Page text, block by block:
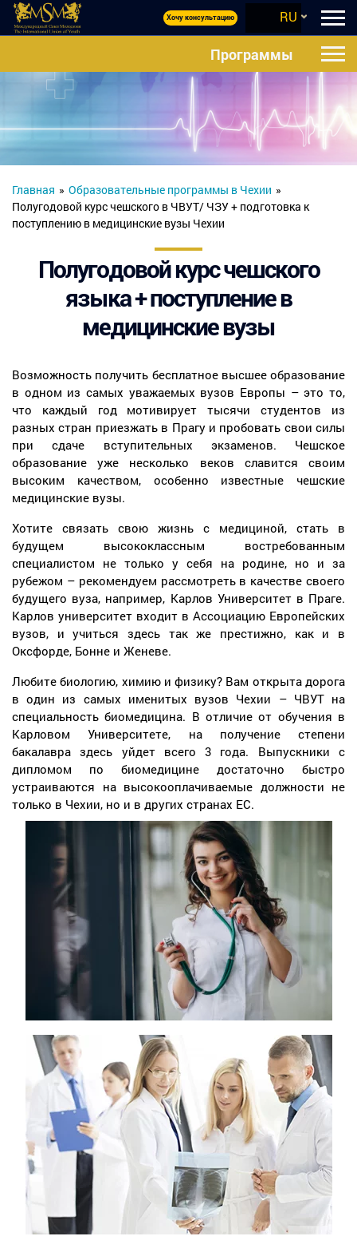
Хочу консультацию RU
Программы
Главная » Образовательные программы в Чехии »
Полугодовой курс чешского в ЧВУТ/ ЧЗУ + подготовка к
поступлению в медицинские вузы Чехии
Полугодовой курс чешского
языка + поступление в
медицинские вузы
Возможность получить бесплатное высшее образование
в одном из самых уважаемых вузов Европы – это то,
что каждый год мотивирует тысячи студентов из
разных стран приезжать в Прагу и пробовать свои силы
при сдаче вступительных экзаменов. Чешское
образование уже несколько веков славится своим
высоким качеством, особенно известные чешские
медицинские вузы.
Хотите связать свою жизнь с медициной, стать в
будущем высококлассным востребованным
специалистом не только у себя на родине, но и за
рубежом – рекомендуем рассмотреть в качестве своего
будущего вуза, например, Карлов Университет в Праге.
Карлов университет входит в Ассоциацию Европейских
вузов, и учиться здесь так же престижно, как и в
Оксфорде, Бонне и Женеве.
Любите биологию, химию и физику? Вам открыта дорога
в один из самых именитых вузов Чехии – ЧВУТ на
специальность биомедицина. В отличие от обучения в
Карловом Университете, на получение степени
бакалавра здесь уйдет всего 3 года. Выпускники с
дипломом по биомедицине достаточно быстро
устраиваются на высокооплачиваемые должности не
только в Чехии, но и в других странах ЕС.